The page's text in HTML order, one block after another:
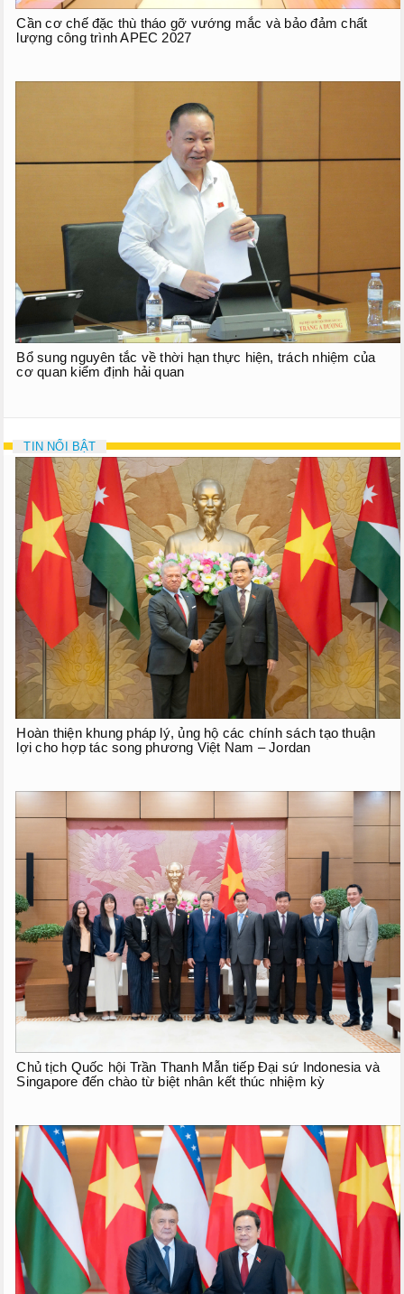
Cần cơ chế đặc thù tháo gỡ vướng mắc và bảo đảm chất
lượng công trình APEC 2027
Bổ sung nguyên tắc về thời hạn thực hiện, trách nhiệm của
cơ quan kiểm định hải quan
TIN NỔI BẬT
Hoàn thiện khung pháp lý, ủng hộ các chính sách tạo thuận
lợi cho hợp tác song phương Việt Nam – Jordan
Chủ tịch Quốc hội Trần Thanh Mẫn tiếp Đại sứ Indonesia và
Singapore đến chào từ biệt nhân kết thúc nhiệm kỳ